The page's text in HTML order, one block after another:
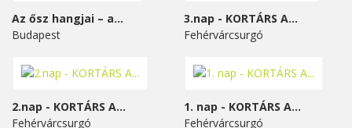
Az ősz hangjai – a...
Budapest
3.nap - KORTÁRS A...
Fehérvárcsurgó
2.nap - KORTÁRS A...
Fehérvárcsurgó
1. nap - KORTÁRS A...
Fehérvárcsurgó